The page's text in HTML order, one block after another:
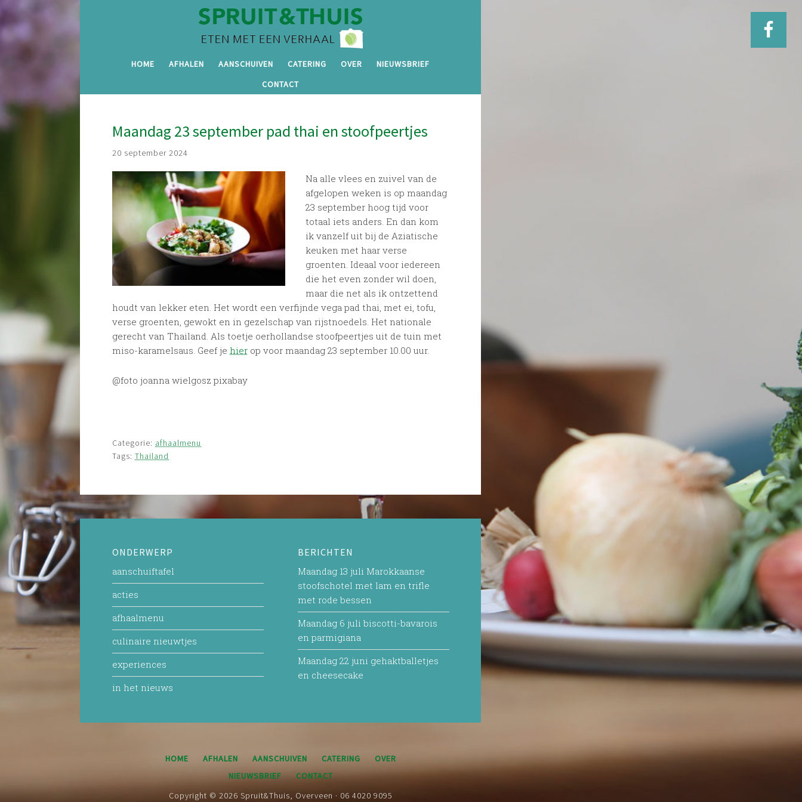
HOME AFHALEN AANSCHUIVEN CATERING OVER
NIEUWSBRIEF
CONTACT
Maandag 23 september pad thai en stoofpeertjes
20 september 2024
Na alle vlees en zuivel van de
afgelopen weken is op maandag
23 september hoog tijd voor
totaal iets anders. En dan kom
ik vanzelf uit bij de Aziatische
keuken met haar verse
groenten. Ideaal voor iedereen
die het even zonder wil doen,
maar die net als ik ontzettend
houdt van lekker eten. Het wordt een verfijnde vega pad thai, met ei, tofu,
verse groenten, gewokt en in gezelschap van rijstnoedels. Het nationale
gerecht van Thailand. Als toetje oerhollandse stoofpeertjes uit de tuin met
miso-karamelsaus. Geef je hier op voor maandag 23 september 10.00 uur.
@foto joanna wielgosz pixabay
Categorie: afhaalmenu
Tags:Thailand
ONDERWERP
aanschuiftafel
acties
afhaalmenu
culinaire nieuwtjes
experiences
in het nieuws
BERICHTEN
Maandag 13 juli Marokkaanse
stoofschotel met lam en trifle
met rode bessen
Maandag 6 juli biscotti-bavarois
en parmigiana
Maandag 22 juni gehaktballetjes
en cheesecake
HOME AFHALEN AANSCHUIVEN CATERING
OVER
NIEUWSBRIEF
CONTACT
Copyright © 2026 Spruit&Thuis, Overveen · 06 4020 9095